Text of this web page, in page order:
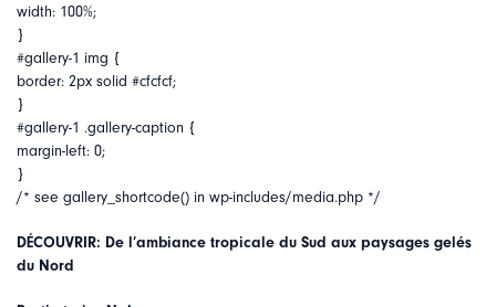
width: 100%;
}
#gallery-1 img {
border: 2px solid #cfcfcf;
}
#gallery-1 .gallery-caption {
margin-left: 0;
}
/* see gallery_shortcode() in wp-includes/media.php */
DÉCOUVRIR: De l’ambiance tropicale du Sud aux paysages gelés
du Nord